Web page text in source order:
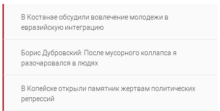
В Костанае обсудили вовлечение молодежи в
евразийскую интеграцию
Борис Дубровский: После мусорного коллапса я
разочаровался в людях
В Копейске открыли памятник жертвам политических
репрессий